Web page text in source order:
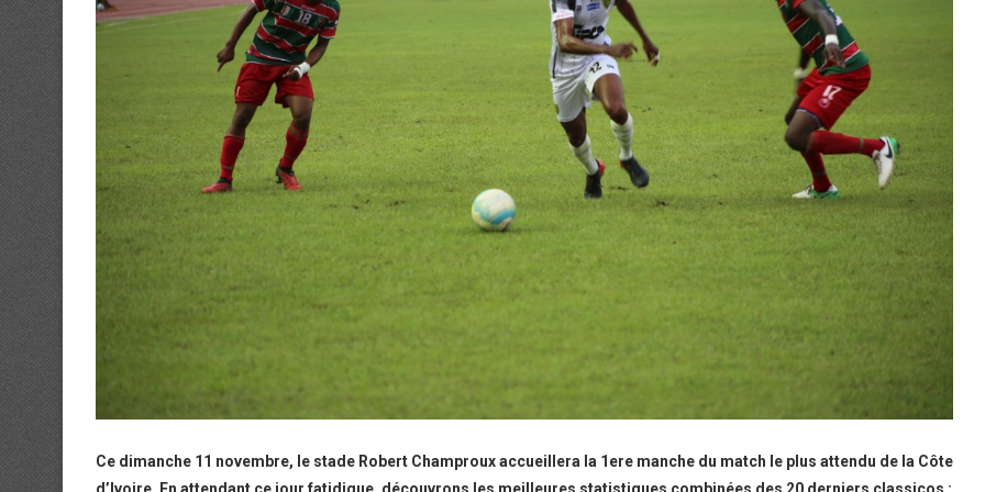
Ce dimanche 11 novembre, le stade Robert Champroux accueillera la 1ere manche du match le plus attendu de la Côte